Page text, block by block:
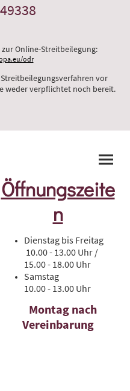
Online-Streitbeilegung:
odr
vor
weder verpflichtet noch bereit.
Öffnungszeite
n
Dienstag bis Freitag
10.00 - 13.00 Uhr /
15.00 - 18.00 Uhr
Samstag
10.00 - 13.00 Uhr
Montag nach
Vereinbarung